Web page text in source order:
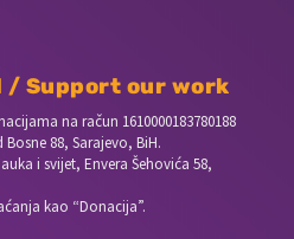
/ Support our work
na račun 1610000183780188
88, Sarajevo, BiH.
i svijet, Envera Šehovića 58,
kao “Donacija”.